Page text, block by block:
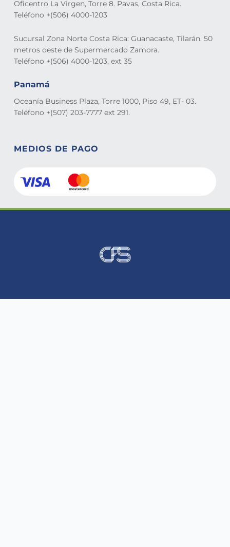
Oficentro La Virgen, Torre 8. Pavas, Costa Rica.
Teléfono +(506) 4000-1203
Sucursal Zona Norte Costa Rica: Guanacaste, Tilarán. 50
metros oeste de Supermercado Zamora.
Teléfono +(506) 4000-1203, ext 35
Panamá
Oceanía Business Plaza, Torre 1000, Piso 49, ET- 03.
Teléfono +(507) 203-7777 ext 291.
MEDIOS DE PAGO